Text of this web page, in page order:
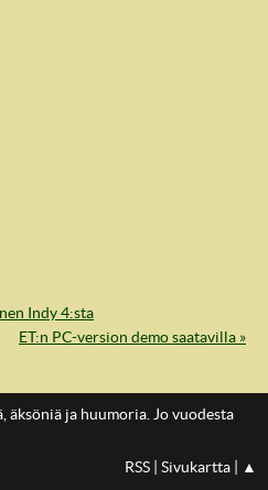
Indy 4:sta
ET:n PC-version demo saatavilla »
äksöniä ja huumoria. Jo vuodesta
RSS Sivukartta ▲